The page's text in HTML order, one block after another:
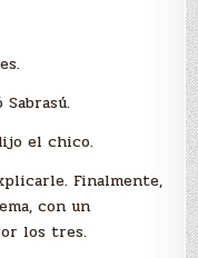
el chico.
Finalmente,
con un
los tres.